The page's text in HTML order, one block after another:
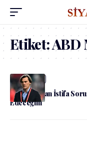
Etiket:ABD
admin Spor
Montella’dan İstifa
Edeceğim”